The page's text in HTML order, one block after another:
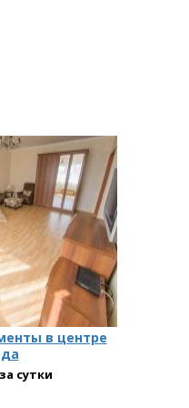
в центре
сутки